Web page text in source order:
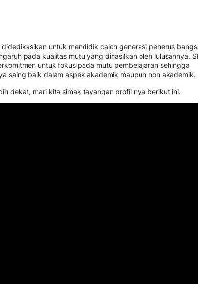
untuk mendidik calon generasi penerus
pada kualitas mutu yang dihasilkan oleh lulusannya.
untuk fokus pada mutu pembelajaran sehingga
saing baik dalam aspek akademik maupun non akademik.
dekat, mari kita simak tayangan profil nya berikut ini.